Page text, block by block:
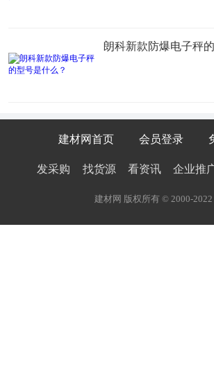
朗科新款防爆电子秤
建材网首页 会员登录
发采购 找货源 看资讯 企业推
建材网 版权所有 © 2000-2022